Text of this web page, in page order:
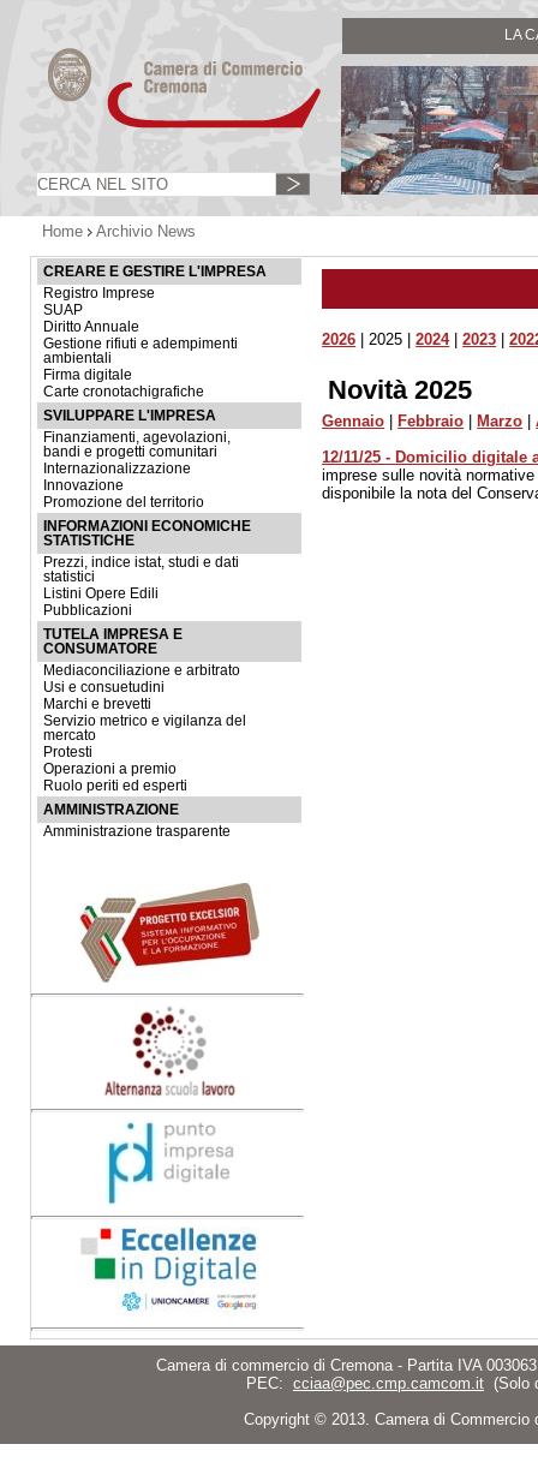
LA
Home Archivio News
CREARE E GESTIRE L'IMPRESA
Registro Imprese
SUAP
Diritto Annuale
Gestione rifiuti e adempimenti
ambientali
Firma digitale
Carte cronotachigrafiche
SVILUPPARE L'IMPRESA
Finanziamenti, agevolazioni,
bandi e progetti comunitari
Internazionalizzazione
Innovazione
Promozione del territorio
INFORMAZIONI ECONOMICHE
STATISTICHE
Prezzi, indice istat, studi e dati
statistici
Listini Opere Edili
Pubblicazioni
TUTELA IMPRESA E
CONSUMATORE
Mediaconciliazione e arbitrato
Usi e consuetudini
Marchi e brevetti
Servizio metrico e vigilanza del
mercato
Protesti
Operazioni a premio
Ruolo periti ed esperti
AMMINISTRAZIONE
Amministrazione trasparente
2026 | 2025 |2024|2023 |
Novità 2025
Gennaio Febbraio Marzo |
12/11/25 - Domicilio digitale
imprese sulle novità
disponibile la nota del
Camera di commercio di Cremona - Partita IVA
PEC: cciaa@pec.cmp.camcom.it (Solo
Copyright © 2013. Camera di